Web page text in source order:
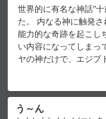
会員情報変更
決済方法変更
購入明細
世界的に有名な神話“
た。 内なる神に触発
能力的な奇跡を起こし
い内容になってしまっ
ヤの神だけで、エジプ
う～ん